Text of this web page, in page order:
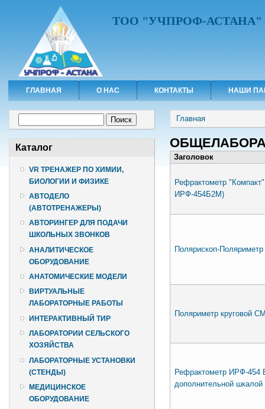
ТОО "УЧПРОФ-АСТАНА"
ГЛАВНАЯ О НАС КОНТАКТЫ НАШИ
Каталог
VR ТРЕНАЖЕР ПО ХИМИИ,
БИОЛОГИИ И ФИЗИКЕ
АВТОДЕЛО
(АВТОТРЕНАЖЕРЫ)
АВТОРИНГЕР ДЛЯ ПОДАЧИ
ШКОЛЬНЫХ ЗВОНКОВ
АНАЛИТИЧЕСКОЕ
ОБОРУДОВАНИЕ
АНАТОМИЧЕСКИЕ МОДЕЛИ
ВИРТУАЛЬНЫЕ
ЛАБОРАТОРНЫЕ РАБОТЫ
ИНТЕРАКТИВНЫЙ ТИР
ЛАБОРАТОРИИ СЕЛЬСКОГО
ХОЗЯЙСТВА
ЛАБОРАТОРНЫЕ УСТАНОВКИ
(СТЕНДЫ)
МЕДИЦИНСКОЕ
ОБОРУДОВАНИЕ
Вы здесь
Главная
Заголовок
Рефрактометр
ИРФ-454Б2М)
Полярископ-
Поляриметр круговой
Рефрактометр ИРФ-454
дополнительной шкалой